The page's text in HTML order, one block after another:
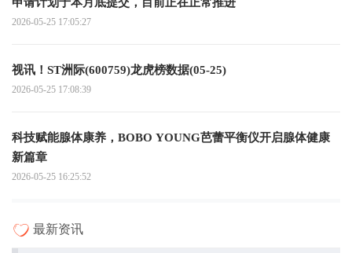
2026-05-25 17:05:27
视讯！ST洲际(600759)龙虎榜数据(05-25)
2026-05-25 17:08:39
科技赋能腺体康养，BOBO YOUNG芭蕾平衡仪开启腺体健康
新篇章
2026-05-25 16:25:52
最新资讯